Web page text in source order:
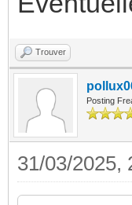
Trouver
Posting
31/03/2025,